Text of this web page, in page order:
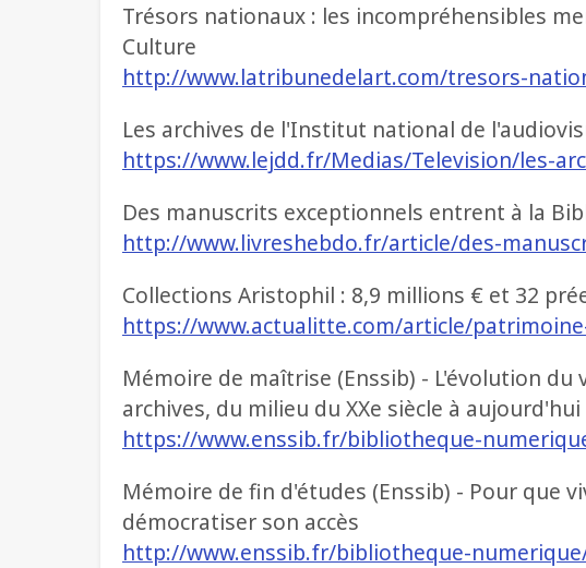
Trésors nationaux : les incompréhensibles
Culture
http://www.latribunedelart.com/tresors-
Les archives de l'Institut national de
https://www.lejdd.fr/Medias/Television/les-
Des manuscrits exceptionnels entrent à la
http://www.livreshebdo.fr/article/des-
Collections Aristophil : 8,9 millions € et 32
https://www.actualitte.com/article/
Mémoire de maîtrise (Enssib) - L'évolution du
archives, du milieu du XXe siècle à aujourd'hui
https://www.enssib.fr/bibliotheque-
Mémoire de fin d'études (Enssib) - Pour que
démocratiser son accès
http://www.enssib.fr/bibliotheque-